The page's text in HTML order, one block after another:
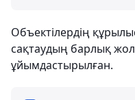
Объектілердің
сақтаудың барлық
ұйымдастырылған.